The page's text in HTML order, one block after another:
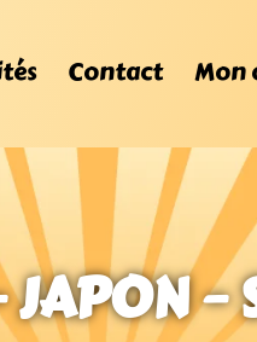
Contact Mon
JAPON